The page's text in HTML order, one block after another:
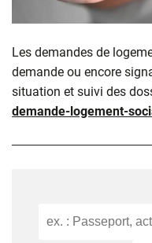
Les demandes de
demande ou encore
situation et suivi des
demande-logement-